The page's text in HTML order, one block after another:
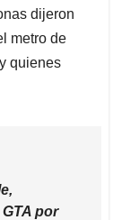
dijeron
metro de
quienes
por